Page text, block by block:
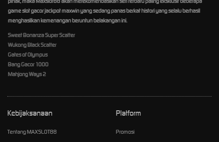
game slot gacor jackpot maxwin yang sedang panas berkat histori yang selalu berhasil
menghasilkan kemenangan beruntun belakangan ini.
Sweet Bonanza Super Scatter
Wukong Black Scatter
Gates of Olympus
Bang Gacor 1000
Mahjong Ways 2
Kebijaksanaan
Tentang MAXSLOT88
Platform
Promosi